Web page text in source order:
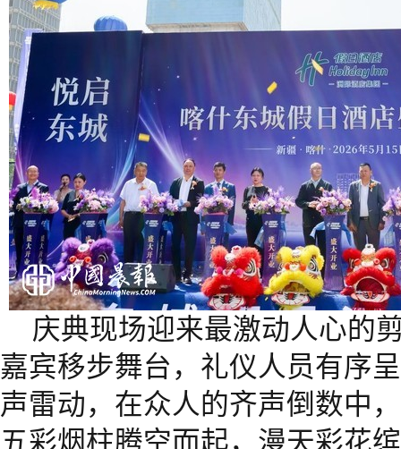
庆典现场迎来最激动人心的
嘉宾移步舞台，礼仪人员有序
声雷动，在众人的齐声倒数中
五彩烟柱腾空而起，漫天彩花